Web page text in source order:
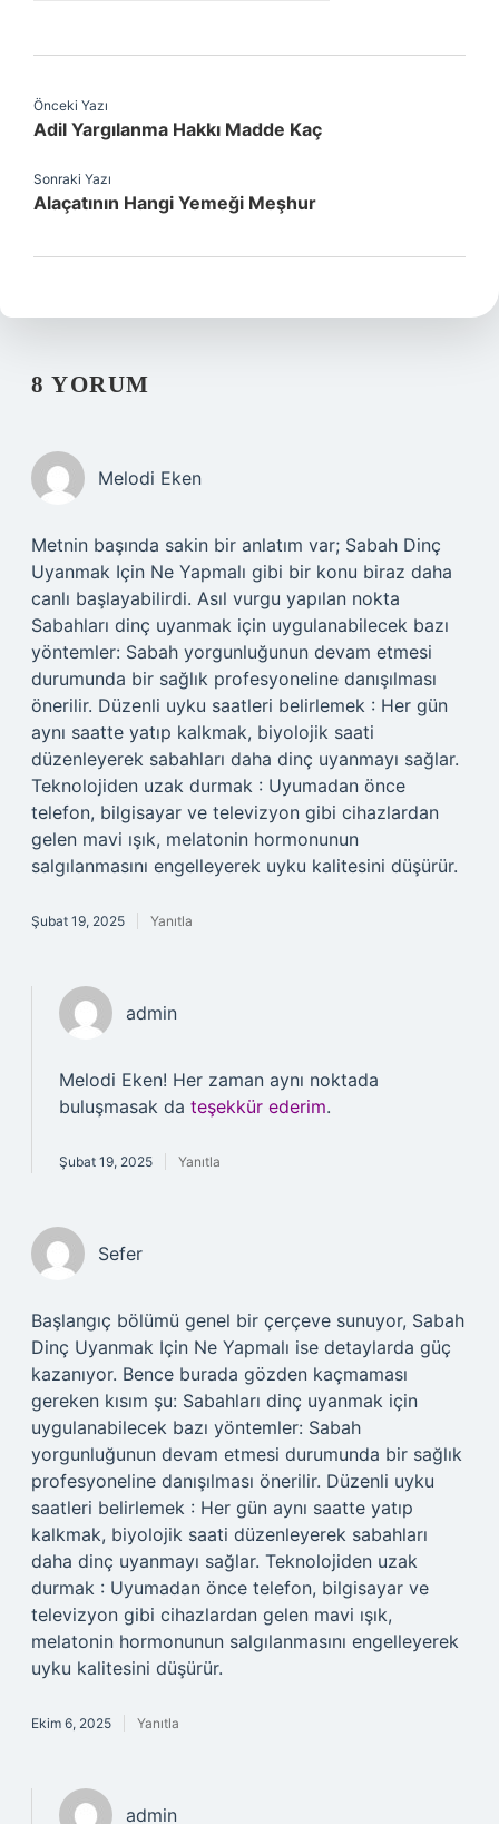
Önceki Yazı
Adil Yargılanma Hakkı Madde Kaç
Sonraki Yazı
Alaçatının Hangi Yemeği Meşhur
8 YORUM
Melodi Eken
Metnin başında sakin bir anlatım var; Sabah Dinç
Uyanmak Için Ne Yapmalı gibi bir konu biraz daha
canlı başlayabilirdi. Asıl vurgu yapılan nokta
Sabahları dinç uyanmak için uygulanabilecek bazı
yöntemler: Sabah yorgunluğunun devam etmesi
durumunda bir sağlık profesyoneline danışılması
önerilir. Düzenli uyku saatleri belirlemek : Her gün
aynı saatte yatıp kalkmak, biyolojik saati
düzenleyerek sabahları daha dinç uyanmayı sağlar.
Teknolojiden uzak durmak : Uyumadan önce
telefon, bilgisayar ve televizyon gibi cihazlardan
gelen mavi ışık, melatonin hormonunun
salgılanmasını engelleyerek uyku kalitesini düşürür.
Şubat 19, 2025 Yanıtla
admin
Melodi Eken! Her zaman aynı noktada
buluşmasak da teşekkür ederim.
Şubat 19, 2025 Yanıtla
Sefer
Başlangıç bölümü genel bir çerçeve sunuyor, Sabah
Dinç Uyanmak Için Ne Yapmalı ise detaylarda güç
kazanıyor. Bence burada gözden kaçmaması
gereken kısım şu: Sabahları dinç uyanmak için
uygulanabilecek bazı yöntemler: Sabah
yorgunluğunun devam etmesi durumunda bir sağlık
profesyoneline danışılması önerilir. Düzenli uyku
saatleri belirlemek : Her gün aynı saatte yatıp
kalkmak, biyolojik saati düzenleyerek sabahları
daha dinç uyanmayı sağlar. Teknolojiden uzak
durmak : Uyumadan önce telefon, bilgisayar ve
televizyon gibi cihazlardan gelen mavi ışık,
melatonin hormonunun salgılanmasını engelleyerek
uyku kalitesini düşürür.
Ekim 6, 2025 Yanıtla
admin